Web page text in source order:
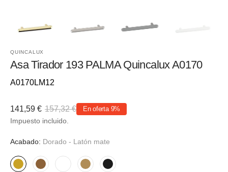
QUINCALUX
Asa Tirador 193 PALMA Quincalux A0170
Referencia::
A0170LM12
Precio
de
venta
141,59 €
Precio
157,32 € En oferta 9%
Impuesto incluido.
Acabado: Dorado - Latón mate
DoradoBronceBlancoDoradoNegro